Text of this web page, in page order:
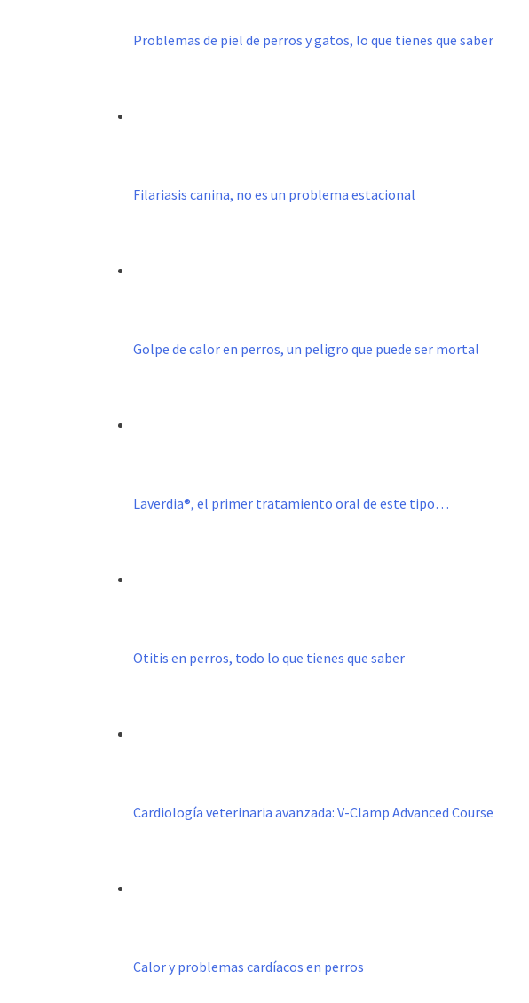
Problemas de piel de perros y gatos, lo que tienes que saber
Filariasis canina, no es un problema estacional
Golpe de calor en perros, un peligro que puede ser mortal
Laverdia®, el primer tratamiento oral de este tipo…
Otitis en perros, todo lo que tienes que saber
Cardiología veterinaria avanzada: V-Clamp Advanced Course
Calor y problemas cardíacos en perros